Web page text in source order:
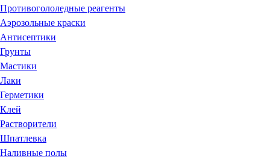
Противогололедные реагенты
Аэрозольные краски
Антисептики
Грунты
Мастики
Лаки
Герметики
Клей
Растворители
Шпатлевка
Наливные полы